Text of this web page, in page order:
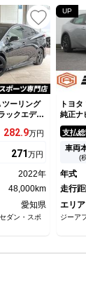
ツーリング
ックエディ
ルエア
ス ブライ
ー 全周囲
ドライト
ル スマー
メラ 禁煙
282.9万円
271万円
2022年
48,000km
愛知県
ダン・スポ
UP
トヨ
純正
セグ
ダーク
ＴＣ
キ 電
ートマ
支払
車両
(
年式
走行
エリア
ジーア